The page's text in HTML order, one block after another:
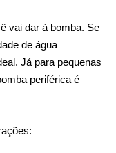
vai dar à bomba. Se
de água
Já para pequenas
periférica é